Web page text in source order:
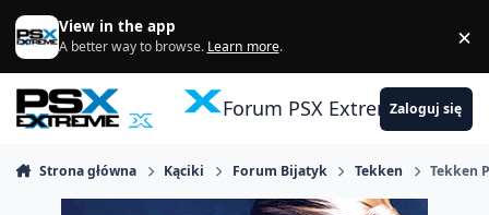
Skocz do zawartości
View in the app
A better way to browse. Learn more. ×
Forum PSX ExtremeZaloguj się
Strona główna Kąciki Forum Bijatyk Tekken Tekken